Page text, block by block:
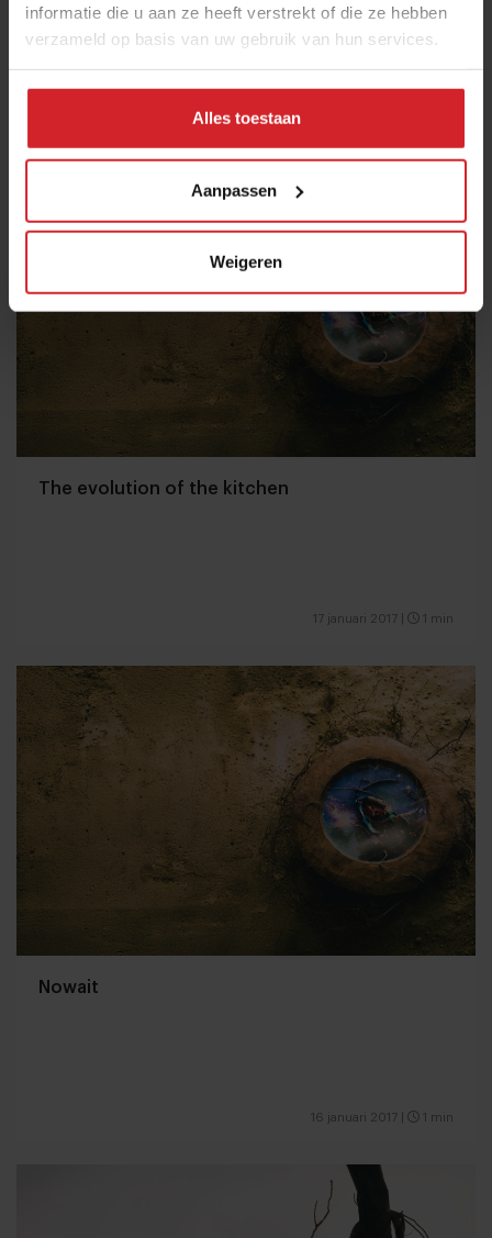
informatie die u aan ze heeft verstrekt of die ze hebben
verzameld op basis van uw gebruik van hun services.
Alles toestaan
Aanpassen
Weigeren
The evolution of the kitchen
17 januari 2017 1 min
Nowait
16 januari 2017 1 min